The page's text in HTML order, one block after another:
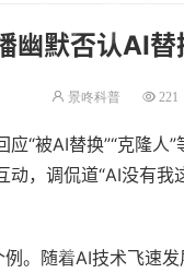
幽默否认AI
景咚科普 221
“被AI替换”“克隆人
，调侃道“AI没有
例。随着AI技术飞速